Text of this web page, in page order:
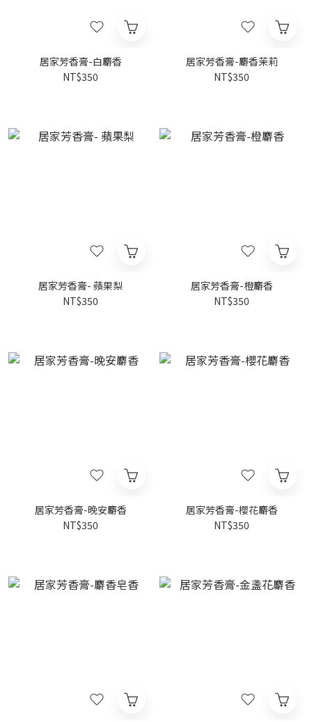
居家芳香膏-白麝香
NT$350
居家芳香膏-麝香茉莉
NT$350
居家芳香膏- 蘋果梨
NT$350
居家芳香膏-橙麝香
NT$350
居家芳香膏-晚安麝香
NT$350
居家芳香膏-櫻花麝香
NT$350